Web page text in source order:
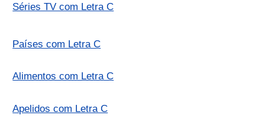
Séries TV com Letra C
Países com Letra C
Alimentos com Letra C
Apelidos com Letra C